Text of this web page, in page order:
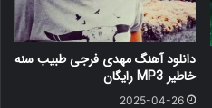
دانلود آهنگ مهدی فرجی طبیب سنه
خاطیر MP3 رایگان
2025-04-26